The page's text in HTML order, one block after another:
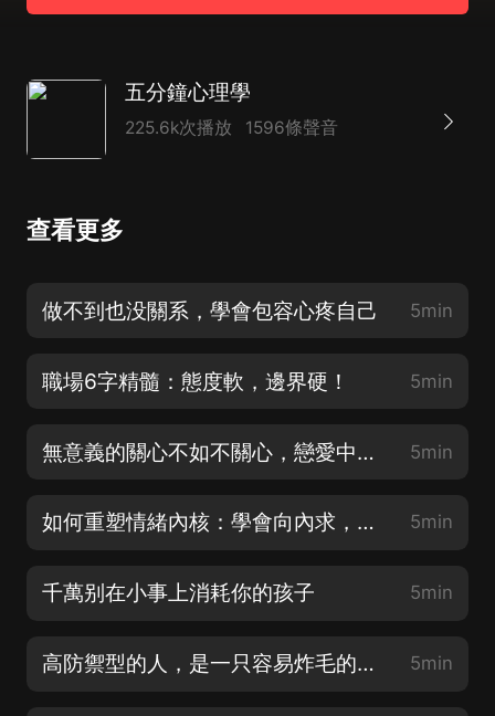
五分鐘心理學
225.6k次播放 1596條聲音
查看更多
做不到也没關系，學會包容心疼自己 5min
職場6字精髓：態度軟，邊界硬！ 5min
無意義的關心不如不關心，戀愛中要這樣表達愛意 5min
如何重塑情緒內核：學會向內求，允許一切發生 5min
千萬别在小事上消耗你的孩子 5min
高防禦型的人，是一只容易炸毛的刺蝟 5min